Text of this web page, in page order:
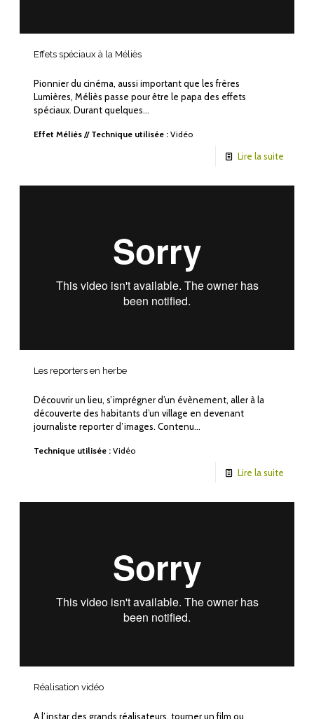
Effets spéciaux à la Méliès
Pionnier du cinéma, aussi important que les frères
Lumières, Méliès passe pour être le papa des effets
spéciaux. Durant quelques…
Effet Méliès // Technique utilisée : Vidéo
Lire la suite
Les reporters en herbe
Découvrir un lieu, s’imprégner d’un évènement, aller à la
découverte des habitants d’un village en devenant
journaliste reporter d’images. Contenu…
Technique utilisée : Vidéo
Lire la suite
Réalisation vidéo
A l’instar des grands réalisateurs, tourner un film ou